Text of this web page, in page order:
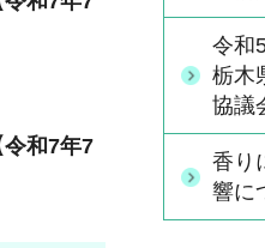
令和7年7
令和
栃木
協議
香り
響に